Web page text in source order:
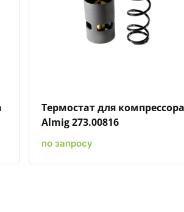
Быстрый просмотрДобавить к сравнению
Добавить в
Термостат для компрессора
Almig 273.00816
по запросу